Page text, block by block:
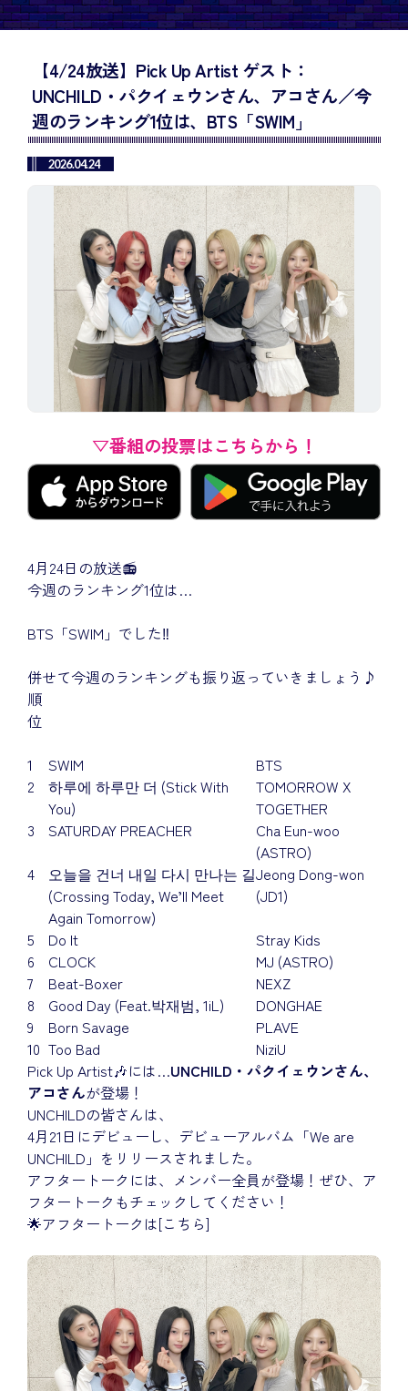
【4/24放送】Pick Up Artist ゲスト：
UNCHILD・パクイェウンさん、アコさん／今
週のランキング1位は、BTS「SWIM」
2026.04.24
▽番組の投票はこちらから！
4月24日の放送📻
今週のランキング1位は…
BTS「SWIM」でした‼
併せて今週のランキングも振り返っていきましょう♪
順
位
1
SWIM
BTS
2
하루에 하루만 더 (Stick With
You)
TOMORROW X
TOGETHER
3
SATURDAY PREACHER
Cha Eun-woo
(ASTRO)
4
오늘을 건너 내일 다시 만나는 길
(Crossing Today, We’ll Meet
Again Tomorrow)
Jeong Dong-won
(JD1)
5
Do It
Stray Kids
6
CLOCK
MJ (ASTRO)
7
Beat-Boxer
NEXZ
8
Good Day (Feat.박재범, 1iL)
DONGHAE
9
Born Savage
PLAVE
10 Too Bad
NiziU
Pick Up Artist🎶には…UNCHILD・パクイェウンさん、
アコさんが登場！
UNCHILDの皆さんは、
4月21日にデビューし、デビューアルバム「We are
UNCHILD」をリリースされました。
アフタートークには、メンバー全員が登場！ぜひ、ア
フタートークもチェックしてください！
🌟アフタートークは[こちら]